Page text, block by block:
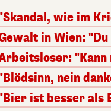
wie im
in Wien:
"Kann
nein
ist besser als